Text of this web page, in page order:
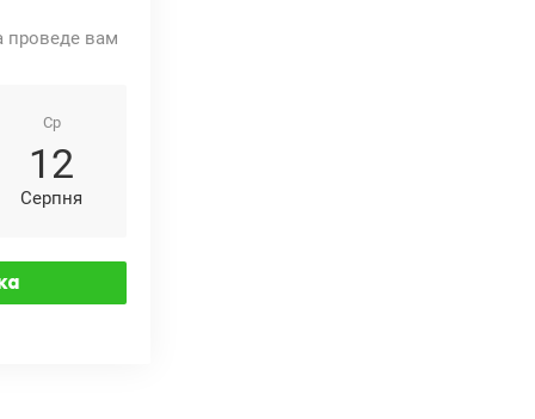
проведе вам
Ср
12
Серпня